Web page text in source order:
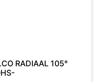
RADIAAL 105°